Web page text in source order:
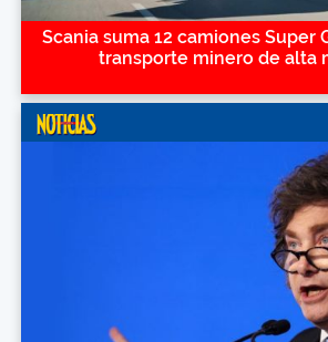
Scania suma 12 camiones Super
transporte minero de alta